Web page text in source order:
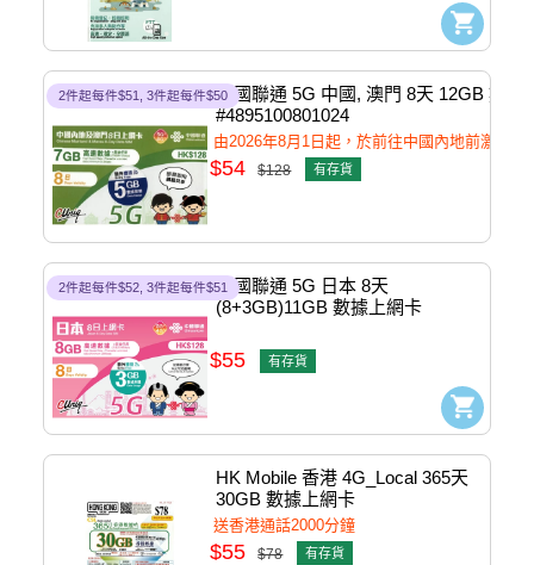
2件起每件$51, 3件起每件$50中國聯通 5G 中國, 澳門 8天 12GB 數據
#4895100801024
由2026年8月1日起，於前往中國內地前激活
$54 $128 有存貨
2件起每件$52, 3件起每件$51中國聯通 5G 日本 8天
(8+3GB)11GB 數據上網卡
$55 有存貨
HK Mobile 香港 4G_Local 365天
30GB 數據上網卡
#4897133225167
送香港通話2000分鐘
$55 $78 有存貨